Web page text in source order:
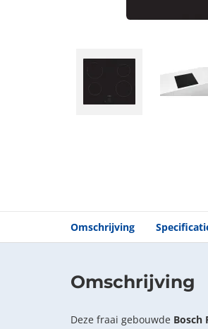
Omschrijving
Omschrijving
Deze fraai gebouwde Bosch